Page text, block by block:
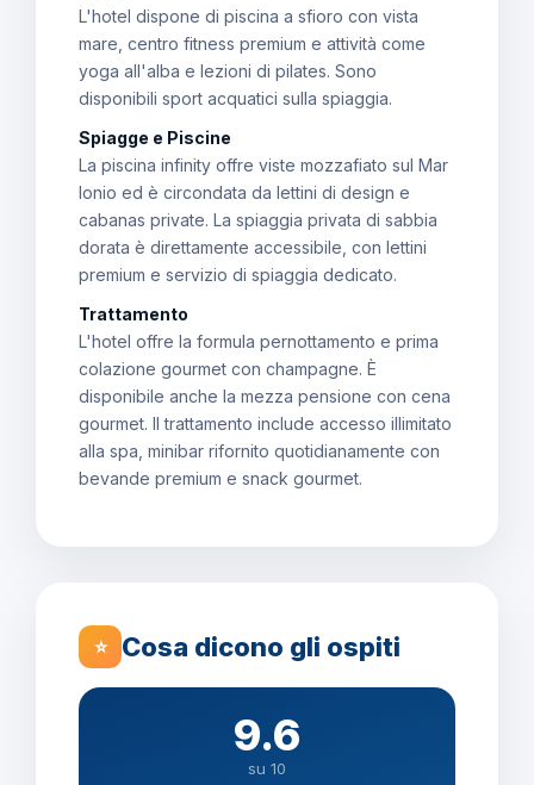
L'hotel dispone di piscina a sfioro con vista
mare, centro fitness premium e attività come
yoga all'alba e lezioni di pilates. Sono
disponibili sport acquatici sulla spiaggia.
Spiagge e Piscine
La piscina infinity offre viste mozzafiato sul Mar
Ionio ed è circondata da lettini di design e
cabanas private. La spiaggia privata di sabbia
dorata è direttamente accessibile, con lettini
premium e servizio di spiaggia dedicato.
Trattamento
L'hotel offre la formula pernottamento e prima
colazione gourmet con champagne. È
disponibile anche la mezza pensione con cena
gourmet. Il trattamento include accesso illimitato
alla spa, minibar rifornito quotidianamente con
bevande premium e snack gourmet.
⭐ Cosa dicono gli ospiti
9.6
su 10